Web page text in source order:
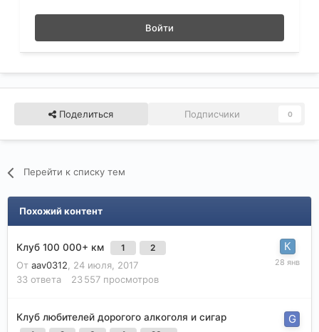
Войти
Поделиться Подписчики 0
Перейти к списку тем
Похожий контент
Клуб 100 000+ км 1 2
От aav0312, 24 июля, 2017
33 ответа 23 557 просмотров
Клуб любителей дорогого алкоголя и сигар